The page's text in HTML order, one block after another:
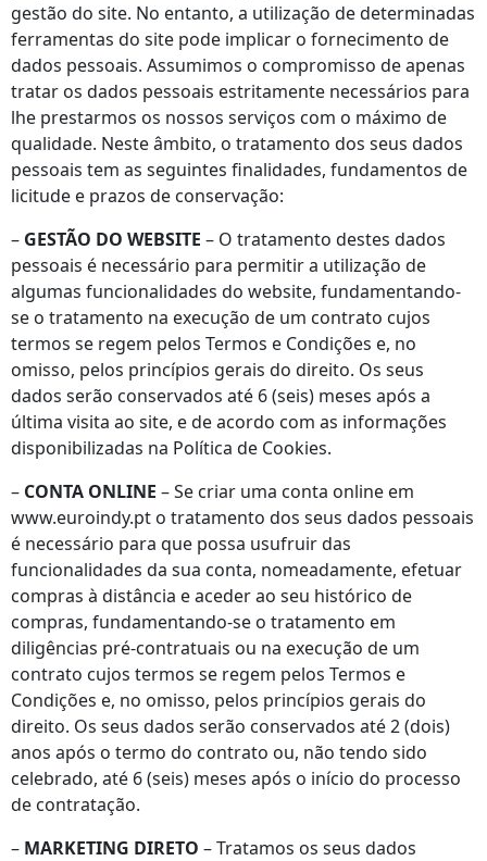
gestão do site. No entanto, a utilização de determinadas
ferramentas do site pode implicar o fornecimento de
dados pessoais. Assumimos o compromisso de apenas
tratar os dados pessoais estritamente necessários para
lhe prestarmos os nossos serviços com o máximo de
qualidade. Neste âmbito, o tratamento dos seus dados
pessoais tem as seguintes finalidades, fundamentos de
licitude e prazos de conservação:
– GESTÃO DO WEBSITE – O tratamento destes dados
pessoais é necessário para permitir a utilização de
algumas funcionalidades do website, fundamentando-
se o tratamento na execução de um contrato cujos
termos se regem pelos Termos e Condições e, no
omisso, pelos princípios gerais do direito. Os seus
dados serão conservados até 6 (seis) meses após a
última visita ao site, e de acordo com as informações
disponibilizadas na Política de Cookies.
– CONTA ONLINE – Se criar uma conta online em
www.euroindy.pt o tratamento dos seus dados pessoais
é necessário para que possa usufruir das
funcionalidades da sua conta, nomeadamente, efetuar
compras à distância e aceder ao seu histórico de
compras, fundamentando-se o tratamento em
diligências pré-contratuais ou na execução de um
contrato cujos termos se regem pelos Termos e
Condições e, no omisso, pelos princípios gerais do
direito. Os seus dados serão conservados até 2 (dois)
anos após o termo do contrato ou, não tendo sido
celebrado, até 6 (seis) meses após o início do processo
de contratação.
– MARKETING DIRETO – Tratamos os seus dados